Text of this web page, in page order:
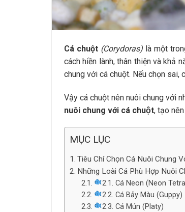
Cá chuột (Corydoras) là một
cách hiền lành, thân thiện và khả
chung với cá chuột. Nếu chọn
Vậy cá chuột nên nuôi chung với
nuôi chung với cá chuột, tạo
MỤC LỤC
Tiêu Chí Chọn Cá Nuôi Chung
Những Loài Cá Phù Hợp Nuôi
2.1. Cá Neon (Neon
2.2. Cá Bảy Màu (Guppy)
2.3. Cá Mún (Platy)